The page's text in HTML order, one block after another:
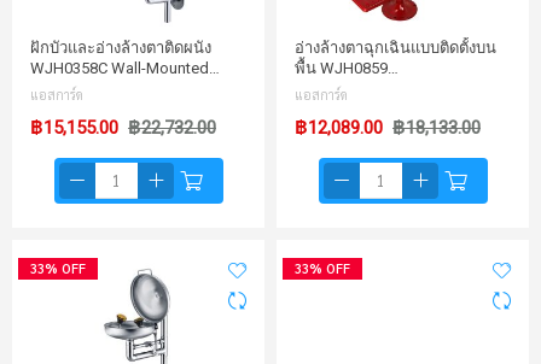
ฝักบัวและอ่างล้างตาติดผนัง
WJH0358C Wall-Mounted…
แอสการ์ด
฿15,155.00 ฿22,732.00
อ่างล้างตาฉุกเฉินแบบติดตั้งบน
พื้น WJH0859…
แอสการ์ด
฿12,089.00 ฿18,133.00
33% OFF 33% OFF